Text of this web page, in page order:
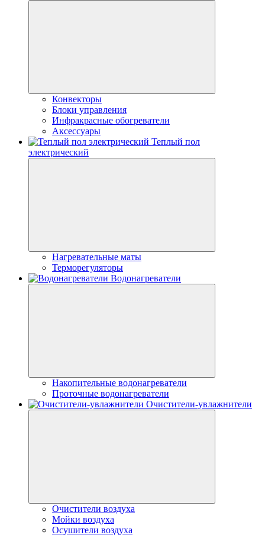
Конвекторы
Блоки управления
Инфракрасные обогреватели
Аксессуары
Теплый пол
электрический
Нагревательные маты
Терморегуляторы
Водонагреватели
Накопительные водонагреватели
Проточные водонагреватели
Очистители-увлажнители
Очистители воздуха
Мойки воздуха
Осушители воздуха